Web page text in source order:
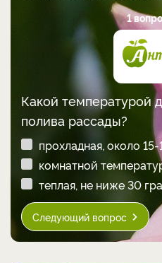
1
Какой температурой
полива рассады?
прохладная, около
комнатной
теплая, не ниже 30
Следующий вопрос